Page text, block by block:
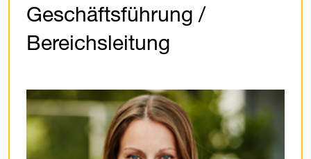
Geschäftsführung /
Bereichsleitung